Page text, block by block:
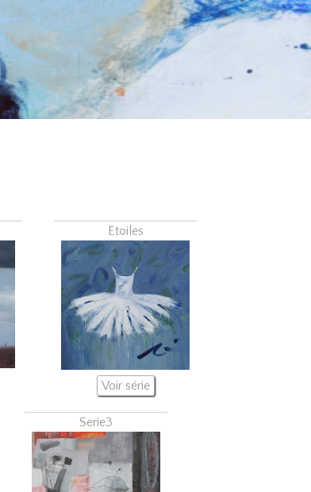
Etoiles
Voir série
Serie3